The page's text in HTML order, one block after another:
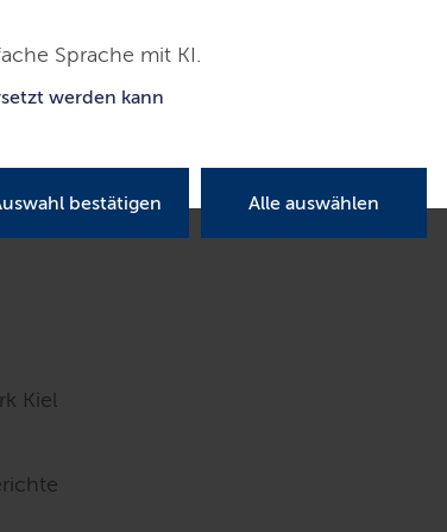
Sprache mit KI.
werden kann
bestätigen Alle auswählen
Kiel